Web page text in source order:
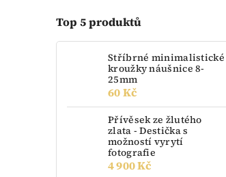
Top 5 produktů
Stříbrné minimalistické
kroužky náušnice 8-
25mm
60 Kč
Přívěsek ze žlutého
zlata - Destička s
možností vyrytí
fotografie
4 900 Kč